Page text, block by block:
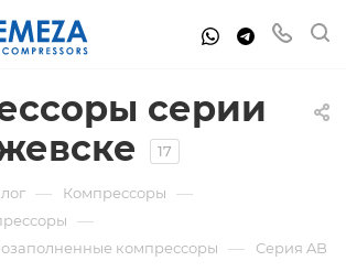
серии
17
— Компрессоры —
—
компрессоры — Серия AB